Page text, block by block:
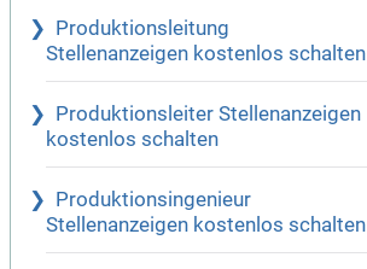
Produktionsleitung
Stellenanzeigen kostenlos schalten
Produktionsleiter Stellenanzeigen
kostenlos schalten
Produktionsingenieur
Stellenanzeigen kostenlos schalten